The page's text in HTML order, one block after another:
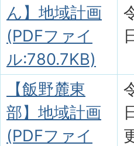
ん】地域計画
(PDFファイ
ル:780.7KB)
【飯野麓東
部】地域計画
(PDFファイ